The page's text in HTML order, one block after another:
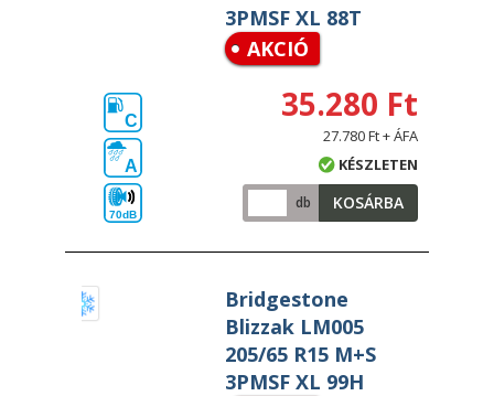
3PMSF XL 88T
AKCIÓ
C
A
70dB
35.280 Ft
27.780 Ft + ÁFA
KÉSZLETEN
db KOSÁRBA
Bridgestone
Blizzak LM005
205/65 R15 M+S
3PMSF XL 99H